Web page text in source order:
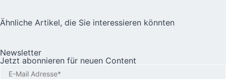
Ähnliche Artikel, die Sie interessieren könnten
Newsletter
Jetzt abonnieren für neuen Content